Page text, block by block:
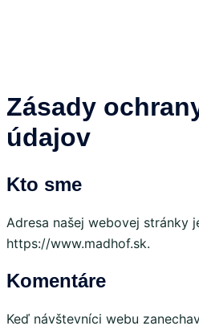
Zásady
údajov
Kto sme
Adresa našej webovej stránky
https://www.madhof.sk.
Komentáre
Keď návštevníci webu